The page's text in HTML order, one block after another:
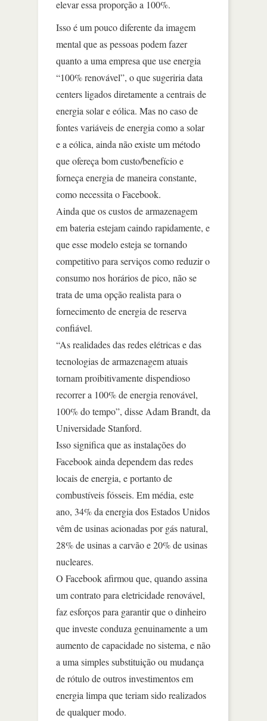
elevar essa proporção a 100%.
Isso é um pouco diferente da imagem
mental que as pessoas podem fazer
quanto a uma empresa que use energia
“100% renovável”, o que sugeriria data
centers ligados diretamente a centrais de
energia solar e eólica. Mas no caso de
fontes variáveis de energia como a solar
e a eólica, ainda não existe um método
que ofereça bom custo/benefício e
forneça energia de maneira constante,
como necessita o Facebook.
Ainda que os custos de armazenagem
em bateria estejam caindo rapidamente, e
que esse modelo esteja se tornando
competitivo para serviços como reduzir o
consumo nos horários de pico, não se
trata de uma opção realista para o
fornecimento de energia de reserva
confiável.
“As realidades das redes elétricas e das
tecnologias de armazenagem atuais
tornam proibitivamente dispendioso
recorrer a 100% de energia renovável,
100% do tempo”, disse Adam Brandt, da
Universidade Stanford.
Isso significa que as instalações do
Facebook ainda dependem das redes
locais de energia, e portanto de
combustíveis fósseis. Em média, este
ano, 34% da energia dos Estados Unidos
vêm de usinas acionadas por gás natural,
28% de usinas a carvão e 20% de usinas
nucleares.
O Facebook afirmou que, quando assina
um contrato para eletricidade renovável,
faz esforços para garantir que o dinheiro
que investe conduza genuinamente a um
aumento de capacidade no sistema, e não
a uma simples substituição ou mudança
de rótulo de outros investimentos em
energia limpa que teriam sido realizados
de qualquer modo.